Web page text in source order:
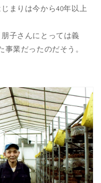
まりは今から40年以上
子さんにとっては義
業だったのだそう。